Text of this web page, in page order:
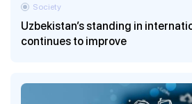
Uzbekistan’s standing in
continues to improve
Society